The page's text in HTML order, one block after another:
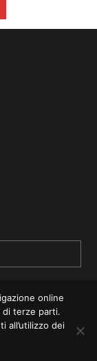
online
terze parti.
all’utilizzo dei